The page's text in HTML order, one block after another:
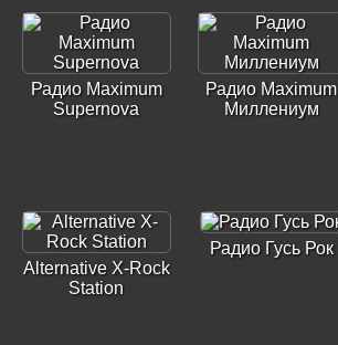
Радио Maximum
Supernova
Радио Maximum
Миллениум
Alternative X-Rock
Station
Радио Гусь Рок